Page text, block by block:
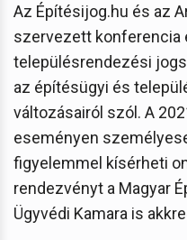
Az Építésijog.hu és az
szervezett konferencia
településrendezési
az építésügyi és
változásairól szól. A
eseményen
figyelemmel kísérheti
rendezvényt a Magyar
Ügyvédi Kamara is